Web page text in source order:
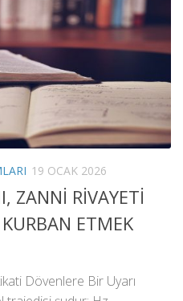
19 OCAK 2026
ZANNİ RİVAYETİ
ETMEK
Dövenlere Bir Uyarı